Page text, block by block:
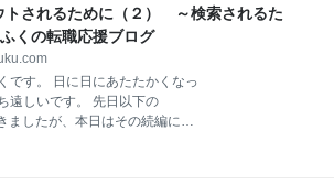
種で分類し、その分類の中でさ
順に書いていきます。 ２．どの
いのか さて、上記３パターンに
トをお伝えします。 １．この職
か ２．今後この職場で得られる
やりたいことが決まっているか
たものは何か この職場を選んだ
べてみて、入社する前に想像し
できているでしょうか。 なぜこ
の選択肢がなくて、という方も
されるために（２） ～検索されるた
くの転職応援ブログ
です。 日に日にあたたかくなっ
遠しいです。 先日以下の
ましたが、本日はその続編にな
か ３．英文プロフィールを入力